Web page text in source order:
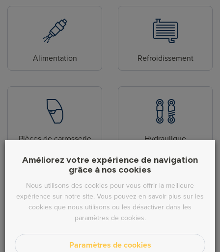
Alimentation Refroidissement
Pièces de carrosserie Hydraulique
Echappement
Améliorez votre expérience de navigation
grâce à nos cookies
Nous utilisons des cookies pour vous offrir la meilleure
expérience sur notre site. Vous pouvez en savoir plus sur les
cookies que nous utilisons ou les désactiver dans les
paramètres de cookies.
Paramètres de cookies